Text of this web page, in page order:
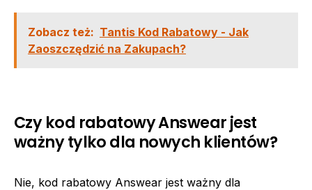
Zobacz też: Tantis Kod Rabatowy - Jak
Zaoszczędzić na Zakupach?
Czy kod rabatowy Answear jest
ważny tylko dla nowych klientów?
Nie, kod rabatowy Answear jest ważny dla